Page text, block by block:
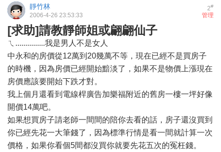
2#
靜竹林
管理
2006-4-26 23:53:33
[求助]請教靜師姐或翩翩仙子
ㄟ...............我是男人不是女人
中永和的房價從12萬到20幾萬不等，現在已經不是買房子
的時機，因為房價已經開始黯淡了，如果不是物價上漲現在
房價應該要開始下跌才對。
我上個月還看到電線桿廣告加樂福附近的舊房一樓一坪好像
開價14萬吧。
如果想買房子請老師一間間的陪你去看的話，房子還沒買到
你已經先花一大筆錢了，因為標準行情是看一間就計算一次
價格，如果你看個5間都沒買你就要先花五次的冤枉錢。